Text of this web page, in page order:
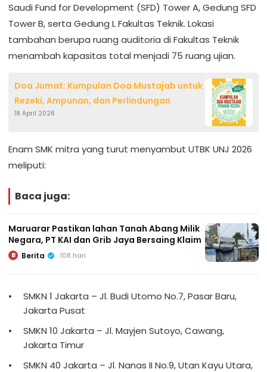
Saudi Fund for Development (SFD) Tower A, Gedung SFD
Tower B, serta Gedung L Fakultas Teknik. Lokasi
tambahan berupa ruang auditoria di Fakultas Teknik
menambah kapasitas total menjadi 75 ruang ujian.
Doa Jumat: Kumpulan Doa Mustajab untuk
Rezeki, Ampunan, dan Perlindungan
18 April 2026
Enam SMK mitra yang turut menyambut UTBK UNJ 2026
meliputi:
Baca juga:
Maruarar Pastikan lahan Tanah Abang Milik
Negara, PT KAI dan Grib Jaya Bersaing Klaim
B Berita 108 hari
SMKN 1 Jakarta – Jl. Budi Utomo No.7, Pasar Baru,
Jakarta Pusat
SMKN 10 Jakarta – Jl. Mayjen Sutoyo, Cawang,
Jakarta Timur
SMKN 40 Jakarta – Jl. Nanas II No.9, Utan Kayu Utara,